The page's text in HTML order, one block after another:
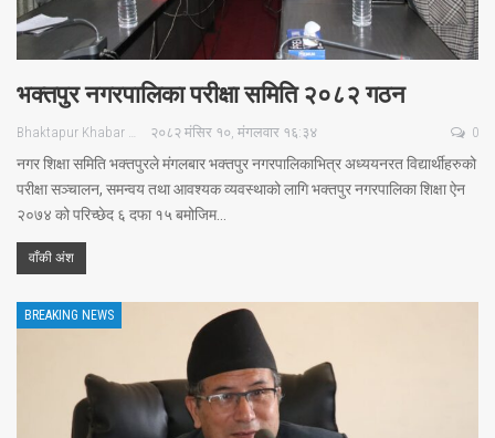
भक्तपुर नगरपालिका परीक्षा समिति २०८२ गठन
२०८२ मंसिर १०, मंगलवार १६:३४ 0
नगर शिक्षा समिति भक्तपुरले मंगलबार भक्तपुर नगरपालिकाभित्र अध्ययनरत विद्यार्थीहरुको
परीक्षा सञ्चालन, समन्वय तथा आवश्यक व्यवस्थाको लागि भक्तपुर नगरपालिका शिक्षा ऐन
२०७४ को परिच्छेद ६ दफा १५ बमोजिम…
वाँकी अंश
BREAKING NEWS